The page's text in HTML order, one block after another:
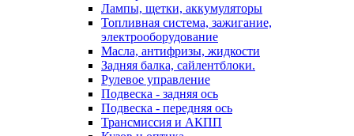
Лампы, щетки, аккумуляторы
Топливная система, зажигание,
электрооборудование
Масла, антифризы, жидкости
Задняя балка, сайлентблоки.
Рулевое управление
Подвеска - задняя ось
Подвеска - передняя ось
Трансмиссия и АКПП